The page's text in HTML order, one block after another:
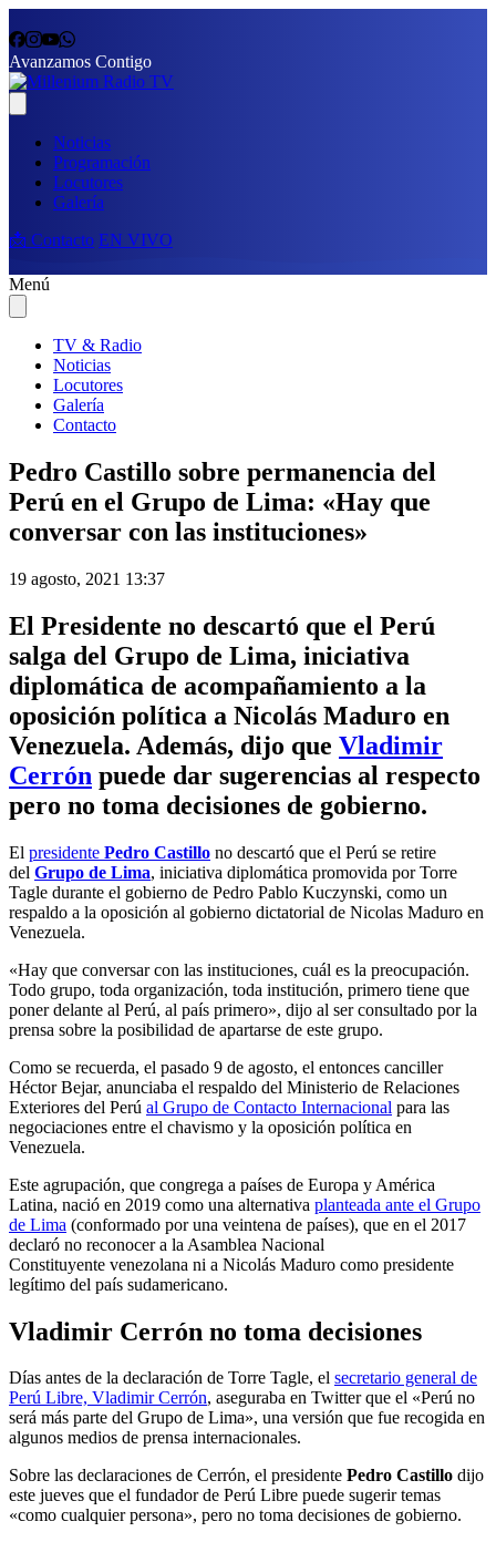
Avanzamos Contigo
Noticias
Programación
Locutores
Galería
📩 Contacto EN VIVO
Menú
TV & Radio
Noticias
Locutores
Galería
Contacto
Pedro Castillo sobre permanencia del
Perú en el Grupo de Lima: «Hay que
conversar con las instituciones»
19 agosto, 2021 13:37
El Presidente no descartó que el Perú
salga del Grupo de Lima, iniciativa
diplomática de acompañamiento a la
oposición política a Nicolás Maduro en
Venezuela. Además, dijo que Vladimir
Cerrón puede dar sugerencias al respecto
pero no toma decisiones de gobierno.
El presidente Pedro Castillo no descartó que el Perú se retire
del Grupo de Lima, iniciativa diplomática promovida por Torre
Tagle durante el gobierno de Pedro Pablo Kuczynski, como un
respaldo a la oposición al gobierno dictatorial de Nicolas Maduro en
Venezuela.
«Hay que conversar con las instituciones, cuál es la preocupación.
Todo grupo, toda organización, toda institución, primero tiene que
poner delante al Perú, al país primero», dijo al ser consultado por la
prensa sobre la posibilidad de apartarse de este grupo.
Como se recuerda, el pasado 9 de agosto, el entonces canciller
Héctor Bejar, anunciaba el respaldo del Ministerio de Relaciones
Exteriores del Perú al Grupo de Contacto Internacional para las
negociaciones entre el chavismo y la oposición política en
Venezuela.
Este agrupación, que congrega a países de Europa y América
Latina, nació en 2019 como una alternativa planteada ante el Grupo
de Lima (conformado por una veintena de países), que en el 2017
declaró no reconocer a la Asamblea Nacional
Constituyente venezolana ni a Nicolás Maduro como presidente
legítimo del país sudamericano.
Vladimir Cerrón no toma decisiones
Días antes de la declaración de Torre Tagle, el secretario general de
Perú Libre, Vladimir Cerrón, aseguraba en Twitter que el «Perú no
será más parte del Grupo de Lima», una versión que fue recogida en
algunos medios de prensa internacionales.
Sobre las declaraciones de Cerrón, el presidente Pedro Castillo dijo
este jueves que el fundador de Perú Libre puede sugerir temas
«como cualquier persona», pero no toma decisiones de gobierno.